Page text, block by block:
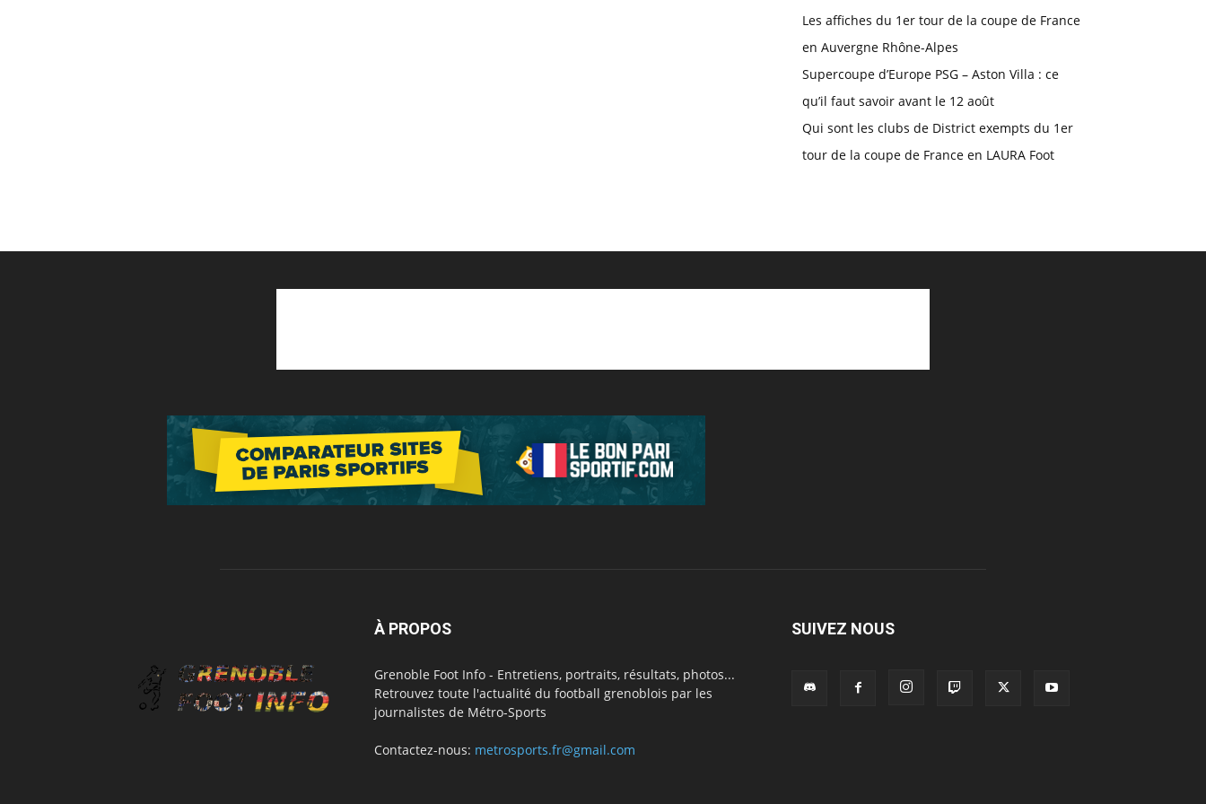
Les affiches du 1er tour de la coupe de France
en Auvergne Rhône-Alpes
Supercoupe d’Europe PSG – Aston Villa : ce
qu’il faut savoir avant le 12 août
Qui sont les clubs de District exempts du 1er
tour de la coupe de France en LAURA Foot
À PROPOS
Grenoble Foot Info - Entretiens, portraits, résultats, photos...
Retrouvez toute l'actualité du football grenoblois par les
journalistes de Métro-Sports
Contactez-nous: metrosports.fr@gmail.com
SUIVEZ NOUS